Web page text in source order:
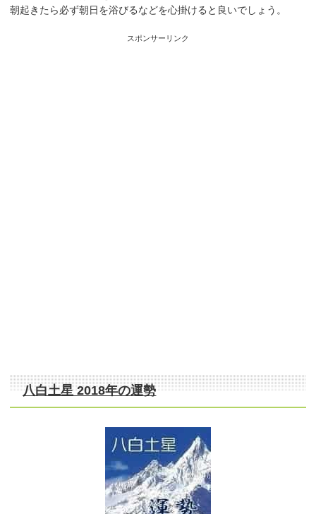
朝起きたら必ず朝日を浴びるなどを心掛けると良いでしょう。
スポンサーリンク
八白土星 2018年の運勢